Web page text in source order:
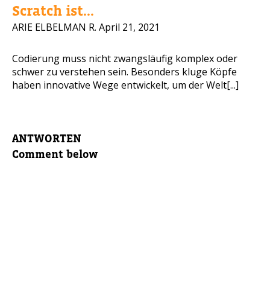
Scratch ist...
ARIE ELBELMAN R. April 21, 2021
Codierung muss nicht zwangsläufig komplex oder
schwer zu verstehen sein. Besonders kluge Köpfe
haben innovative Wege entwickelt, um der Welt[...]
ANTWORTEN
Comment below